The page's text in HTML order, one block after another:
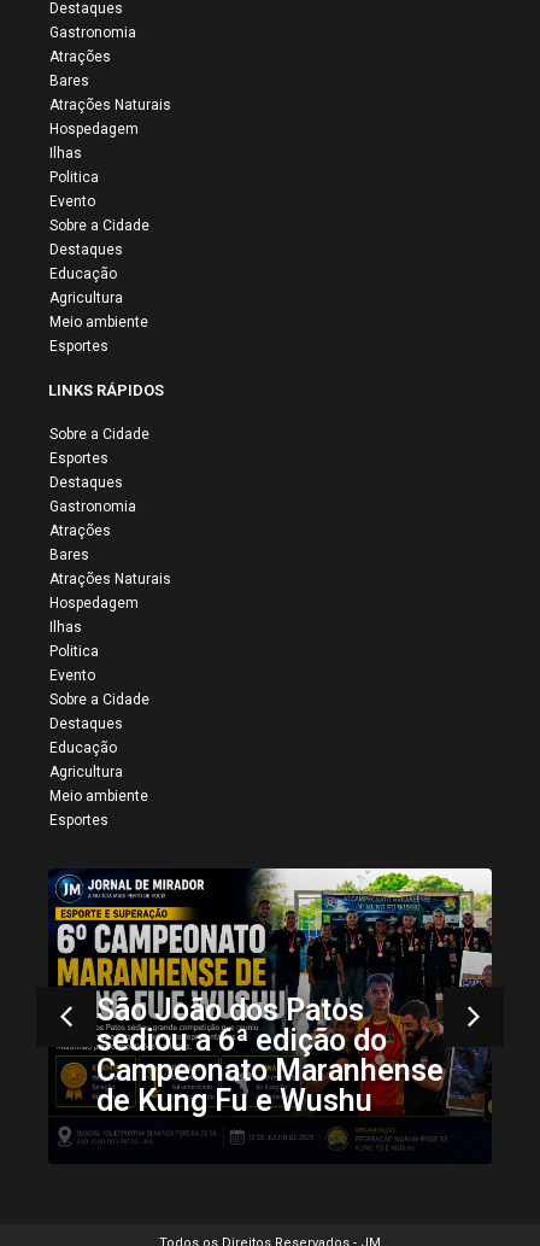
Destaques
Gastronomia
Atrações
Bares
Atrações Naturais
Hospedagem
Ilhas
Politica
Evento
Sobre a Cidade
Destaques
Educação
Agricultura
Meio ambiente
Esportes
LINKS RÁPIDOS
Sobre a Cidade
Esportes
Destaques
Gastronomia
Atrações
Bares
Atrações Naturais
Hospedagem
Ilhas
Politica
Evento
Sobre a Cidade
Destaques
Educação
Agricultura
Meio ambiente
Esportes
Mais registros da 34ª
Vaquejada de Colinas